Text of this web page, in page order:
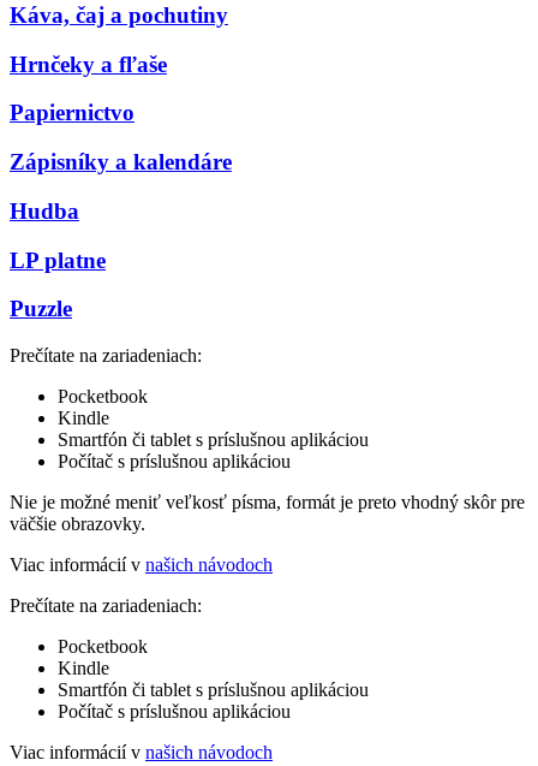
Káva, čaj a pochutiny
Hrnčeky a fľaše
Papiernictvo
Zápisníky a kalendáre
Hudba
LP platne
Puzzle
Prečítate na zariadeniach:
Pocketbook
Kindle
Smartfón či tablet s príslušnou aplikáciou
Počítač s príslušnou aplikáciou
Nie je možné meniť veľkosť písma, formát je preto vhodný skôr pre
väčšie obrazovky.
Viac informácií v našich návodoch
Prečítate na zariadeniach:
Pocketbook
Kindle
Smartfón či tablet s príslušnou aplikáciou
Počítač s príslušnou aplikáciou
Viac informácií v našich návodoch